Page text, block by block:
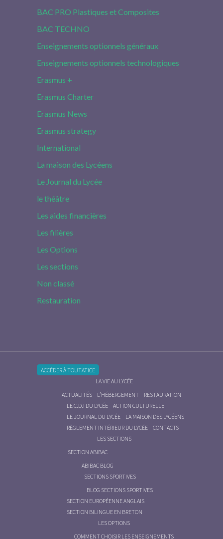
BAC PRO Plastiques et Composites
BAC TECHNO
Enseignements optionnels généraux
Enseignements optionnels technologiques
Erasmus +
Erasmus Charter
Erasmus News
Erasmus strategy
International
La maison des Lycéens
Le Journal du Lycée
le théâtre
Les aides financières
Les filières
Les Options
Les sections
Non classé
Restauration
ACCÉDER À TOUTATICE
LA VIE AU LYCÉE
ACTUALITÉS
L’HÉBERGEMENT
RESTAURATION
LE C.D.I DU LYCÉE
ACTION CULTURELLE
LE JOURNAL DU LYCÉE
LA MAISON DES LYCÉENS
RÈGLEMENT INTÉRIEUR DU LYCÉE
CONTACTS
LES SECTIONS
SECTION ABIBAC
ABIBAC BLOG
SECTIONS SPORTIVES
BLOG SECTIONS SPORTIVES
SECTION EUROPÉENNE ANGLAIS
SECTION BILINGUE EN BRETON
LES OPTIONS
COMMENT CHOISIR LES ENSEIGNEMENTS